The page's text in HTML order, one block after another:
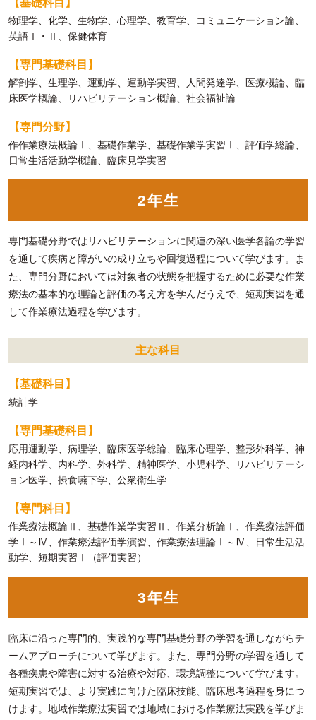
【基礎科目】
物理学、化学、生物学、心理学、教育学、コミュニケーション論、
英語Ⅰ・Ⅱ、保健体育
【専門基礎科目】
解剖学、生理学、運動学、運動学実習、人間発達学、医療概論、臨
床医学概論、リハビリテーション概論、社会福祉論
【専門分野】
作作業療法概論Ⅰ、基礎作業学、基礎作業学実習Ⅰ、評価学総論、
日常生活活動学概論、臨床見学実習
2年生
専門基礎分野ではリハビリテーションに関連の深い医学各論の学習
を通して疾病と障がいの成り立ちや回復過程について学びます。ま
た、専門分野においては対象者の状態を把握するために必要な作業
療法の基本的な理論と評価の考え方を学んだうえで、短期実習を通
して作業療法過程を学びます。
主な科目
【基礎科目】
統計学
【専門基礎科目】
応用運動学、病理学、臨床医学総論、臨床心理学、整形外科学、神
経内科学、内科学、外科学、精神医学、小児科学、リハビリテーシ
ョン医学、摂食嚥下学、公衆衛生学
【専門科目】
作業療法概論Ⅱ、基礎作業学実習Ⅱ、作業分析論Ⅰ、作業療法評価
学Ⅰ～Ⅳ、作業療法評価学演習、作業療法理論Ⅰ～Ⅳ、日常生活活
動学、短期実習Ⅰ（評価実習）
3年生
臨床に沿った専門的、実践的な専門基礎分野の学習を通しながらチ
ームアプローチについて学びます。また、専門分野の学習を通して
各種疾患や障害に対する治療や対応、環境調整について学びます。
短期実習では、より実践に向けた臨床技能、臨床思考過程を身につ
けます。地域作業療法実習では地域における作業療法実践を学びま